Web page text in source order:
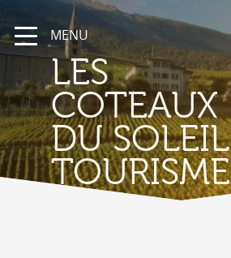
MENU
LES
COTEAUX
DU SOLEIL
TOURISME